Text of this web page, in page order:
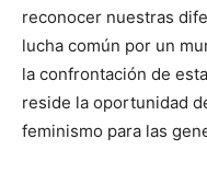
reconocer nuestras
lucha común por un
la confrontación de
reside la oportunidad
feminismo para las